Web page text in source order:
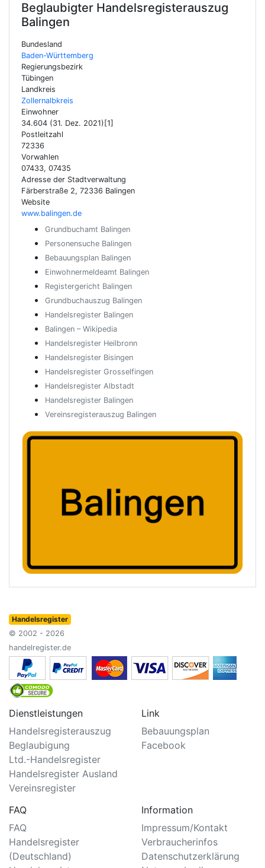
Beglaubigter Handelsregisterauszug
Balingen
Bundesland
Baden-Württemberg
Regierungsbezirk
Tübingen
Landkreis
Zollernalbkreis
Einwohner
34.604 (31. Dez. 2021)[1]
Postleitzahl
72336
Vorwahlen
07433, 07435
Adresse der Stadtverwaltung
Färberstraße 2, 72336 Balingen
Website
www.balingen.de
Grundbuchamt Balingen
Personensuche Balingen
Bebauungsplan Balingen
Einwohnermeldeamt Balingen
Registergericht Balingen
Grundbuchauszug Balingen
Handelsregister Balingen
Balingen – Wikipedia
Handelsregister Heilbronn
Handelsregister Bisingen
Handelsregister Grosselfingen
Handelsregister Albstadt
Handelsregister Balingen
Vereinsregisterauszug Balingen
Handelsregister
© 2002 - 2026
handelregister.de
Dienstleistungen
Handelsregisterauszug
Beglaubigung
Ltd.-Handelsregister
Handelsregister Ausland
Vereinsregister
Link
Bebauungsplan
Facebook
FAQ
FAQ
Handelsregister
(Deutschland)
Information
Impressum/Kontakt
Verbraucherinfos
Datenschutzerklärung